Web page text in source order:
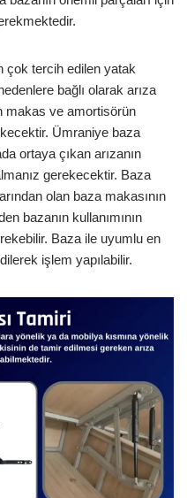
çok tercih edilen yatak
bağlı olarak arıza
makas ve amortisörün
Ümraniye baza
ortaya çıkan arızanın
gerekecektir. Baza
olan baza makasının
bazanın kullanımının
Baza ile uyumlu en
işlem yapılabilir.